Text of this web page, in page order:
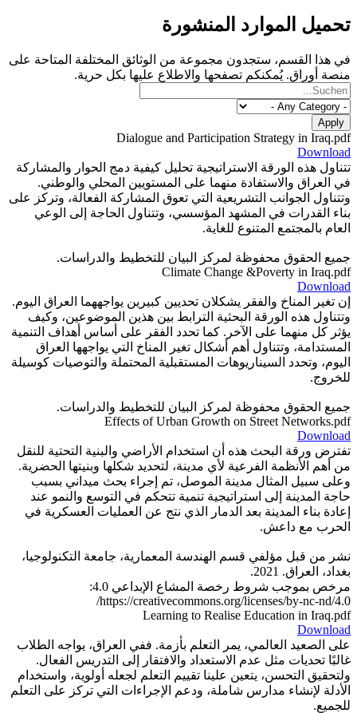
تحميل الموارد المنشورة
في هذا القسم، ستجدون مجموعة من الوثائق المختلفة المتاحة على
منصة أوراق. يُمكنكم تصفحها والاطلاع عليها بكل حرية.
Dialogue and Participation Strategy in Iraq.pdf
Download
تتناول هذه الورقة الاستراتيجية تحليل كيفية دمج الحوار والمشاركة
في العراق والاستفادة منهما على المستويين المحلي والوطني.
وتتناول الجوانب التشريعية التي تعوق المشاركة الفعالة، وتركز على
بناء القدرات في المشهد المؤسسي، وتتناول الحاجة إلى الوعي
العام بالمجتمع المتنوع للغاية.
جميع الحقوق محفوظة لمركز البيان للتخطيط والدراسات.
Climate Change &Poverty in Iraq.pdf
Download
إن تغير المناخ والفقر يشكلان تحديين كبيرين يواجههما العراق اليوم.
وتتناول هذه الورقة البحثية الترابط بين هذين الموضوعين، وكيف
يؤثر كل منهما على الآخر. كما تحدد الفقر على أساس أهداف التنمية
المستدامة، وتتناول أهم أشكال تغير المناخ التي يواجهها العراق
اليوم، وتحدد السيناريوهات المستقبلية المحتملة والتوصيات كوسيلة
للخروج.
جميع الحقوق محفوظة لمركز البيان للتخطيط والدراسات.
Effects of Urban Growth on Street Networks.pdf
Download
تفترض ورقة البحث هذه أن استخدام الأراضي والبنية التحتية للنقل
من أهم الأنظمة الفرعية لأي مدينة، لتحديد شكلها وبنيتها الحضرية.
وعلى سبيل المثال مدينة الموصل، تم إجراء بحث ميداني بسبب
حاجة المدينة إلى استراتيجية تنمية تتحكم في التوسع والنمو عند
إعادة بناء المدينة بعد الدمار الذي نتج عن العمليات العسكرية في
الحرب مع داعش.
نشر من قبل مؤلفي قسم الهندسة المعمارية، جامعة التكنولوجيا،
بغداد، العراق. 2021.
مرخص بموجب شروط رخصة المشاع الإبداعي 4.0:
https://creativecommons.org/licenses/by-nc-nd/4.0/
Learning to Realise Education in Iraq.pdf
Download
على الصعيد العالمي، يمر التعلم بأزمة. ففي العراق، يواجه الطلاب
غالبًا تحديات مثل عدم الاستعداد والافتقار إلى التدريس الفعال.
ولتحقيق التحسن، يتعين علينا تقييم التعلم لجعله أولوية، واستخدام
الأدلة لإنشاء مدارس شاملة، ودعم الإجراءات التي تركز على التعلم
للجميع.